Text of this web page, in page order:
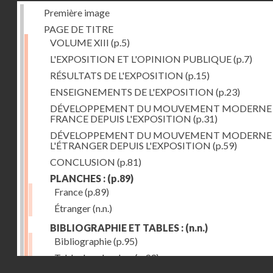
Première image
PAGE DE TITRE
VOLUME XIII (p.5)
L'EXPOSITION ET L'OPINION PUBLIQUE(p.7)
RÉSULTATS DE L'EXPOSITION (p.15)
ENSEIGNEMENTS DE L'EXPOSITION (p.23)
DÉVELOPPEMENT DU MOUVEMENT
FRANCE DEPUIS L'EXPOSITION (p.31)
DÉVELOPPEMENT DU MOUVEMENT
L'ÉTRANGER DEPUIS L'EXPOSITION (p.59)
CONCLUSION (p.81)
PLANCHES : (p.89)
France(p.89)
Étranger(n.n.)
BIBLIOGRAPHIE ET TABLES : (n.n.)
Bibliographie(p.95)
Table des planches(p.99)